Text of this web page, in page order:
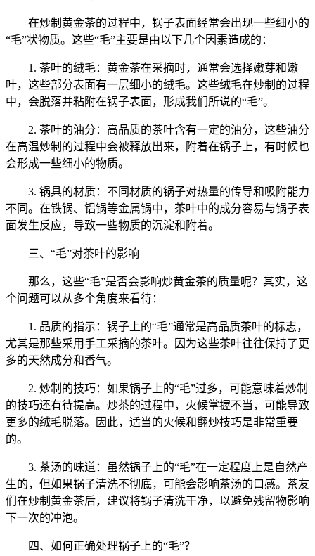
在炒制黄金茶的过程中，锅子表面经常会出现一些细小的
“毛”状物质。这些“毛”主要是由以下几个因素造成的：
1. 茶叶的绒毛：黄金茶在采摘时，通常会选择嫩芽和嫩
叶，这些部分表面有一层细小的绒毛。这些绒毛在炒制的过程
中，会脱落并粘附在锅子表面，形成我们所说的“毛”。
2. 茶叶的油分：高品质的茶叶含有一定的油分，这些油分
在高温炒制的过程中会被释放出来，附着在锅子上，有时候也
会形成一些细小的物质。
3. 锅具的材质：不同材质的锅子对热量的传导和吸附能力
不同。在铁锅、铝锅等金属锅中，茶叶中的成分容易与锅子表
面发生反应，导致一些物质的沉淀和附着。
三、“毛”对茶叶的影响
那么，这些“毛”是否会影响炒黄金茶的质量呢？其实，这
个问题可以从多个角度来看待：
1. 品质的指示：锅子上的“毛”通常是高品质茶叶的标志，
尤其是那些采用手工采摘的茶叶。因为这些茶叶往往保持了更
多的天然成分和香气。
2. 炒制的技巧：如果锅子上的“毛”过多，可能意味着炒制
的技巧还有待提高。炒茶的过程中，火候掌握不当，可能导致
更多的绒毛脱落。因此，适当的火候和翻炒技巧是非常重要
的。
3. 茶汤的味道：虽然锅子上的“毛”在一定程度上是自然产
生的，但如果锅子清洗不彻底，可能会影响茶汤的口感。茶友
们在炒制黄金茶后，建议将锅子清洗干净，以避免残留物影响
下一次的冲泡。
四、如何正确处理锅子上的“毛”？